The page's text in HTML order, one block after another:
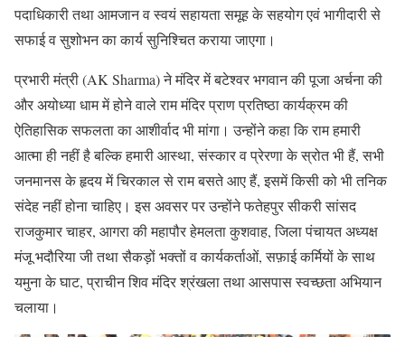
पदाधिकारी तथा आमजान व स्वयं सहायता समूह के सहयोग एवं भागीदारी से
सफाई व सुशोभन का कार्य सुनिश्चित कराया जाएगा।
प्रभारी मंत्री (AK Sharma) ने मंदिर में बटेश्वर भगवान की पूजा अर्चना की
और अयोध्या धाम में होने वाले राम मंदिर प्राण प्रतिष्ठा कार्यक्रम की
ऐतिहासिक सफलता का आशीर्वाद भी मांगा। उन्होंने कहा कि राम हमारी
आत्मा ही नहीं है बल्कि हमारी आस्था, संस्कार व प्रेरणा के स्रोत भी हैं, सभी
जनमानस के हृदय में चिरकाल से राम बसते आए हैं, इसमें किसी को भी तनिक
संदेह नहीं होना चाहिए। इस अवसर पर उन्होंने फतेहपुर सीकरी सांसद
राजकुमार चाहर, आगरा की महापौर हेमलता कुशवाह, जिला पंचायत अध्यक्ष
मंजू भदौरिया जी तथा सैकड़ों भक्तों व कार्यकर्ताओं, सफ़ाई कर्मियों के साथ
यमुना के घाट, प्राचीन शिव मंदिर श्रंखला तथा आसपास स्वच्छता अभियान
चलाया।